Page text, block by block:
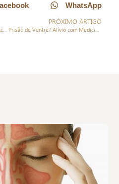
WhatsApp
PRÓXIMO ARTIGO